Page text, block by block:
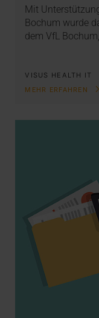
Mit
Bochum wurde
dem VfL
VISUS HEALTH IT
MEHR ERFAHREN